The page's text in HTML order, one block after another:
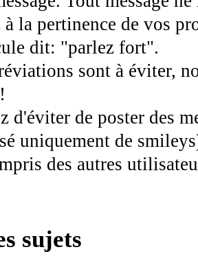
la pertinence de vos
dit: "parlez fort".
sont à éviter,
d'éviter de poster des
uniquement de
des autres
sujets